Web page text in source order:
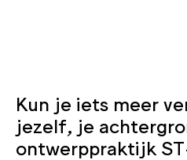
Kun je iets meer
jezelf, je
ontwerppraktijk